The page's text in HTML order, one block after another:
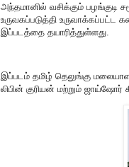
அந்தமானில் வசிக்கும்
உருவகப்படுத்தி
இப்படத்தை தயாரித்துள்ளது.
இப்படம் தமிழ் தெலுங்கு
லிபின் குரியன் மற்றும் ஜாய்ஷோர்